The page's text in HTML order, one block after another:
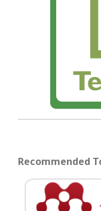
Recommended